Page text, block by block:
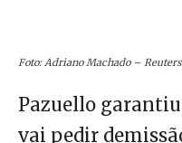
Foto: Adriano Machado – Reuters
Pazuello
vai pedir